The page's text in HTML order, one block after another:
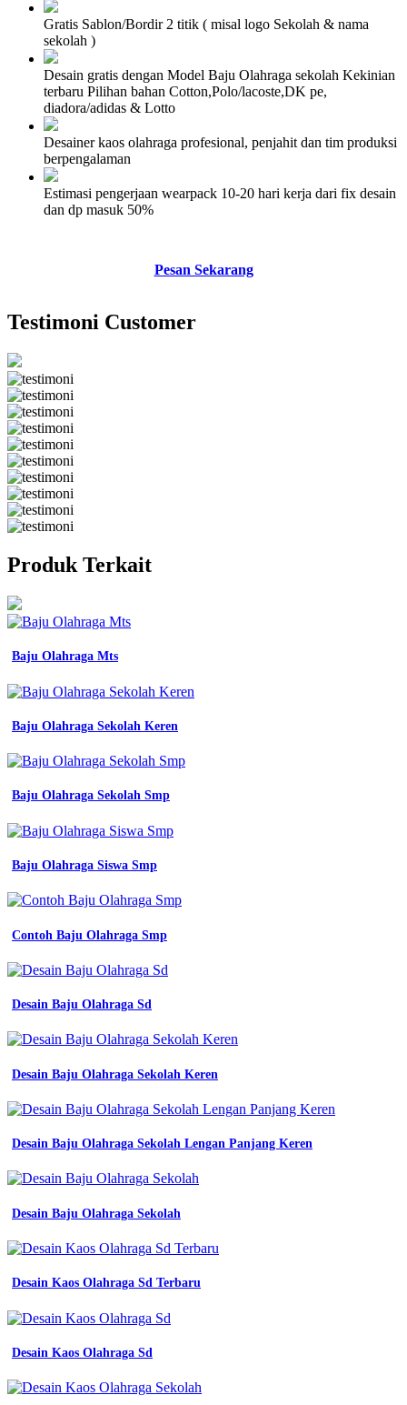
Gratis Sablon/Bordir 2 titik ( misal logo Sekolah & nama
sekolah )
Desain gratis dengan Model Baju Olahraga sekolah Kekinian
terbaru Pilihan bahan Cotton,Polo/lacoste,DK pe,
diadora/adidas & Lotto
Desainer kaos olahraga profesional, penjahit dan tim produksi
berpengalaman
Estimasi pengerjaan wearpack 10-20 hari kerja dari fix desain
dan dp masuk 50%
Pesan Sekarang
Testimoni Customer
Produk Terkait
Baju Olahraga Mts
Baju Olahraga Sekolah Keren
Baju Olahraga Sekolah Smp
Baju Olahraga Siswa Smp
Contoh Baju Olahraga Smp
Desain Baju Olahraga Sd
Desain Baju Olahraga Sekolah Keren
Desain Baju Olahraga Sekolah Lengan Panjang Keren
Desain Baju Olahraga Sekolah
Desain Kaos Olahraga Sd Terbaru
Desain Kaos Olahraga Sd